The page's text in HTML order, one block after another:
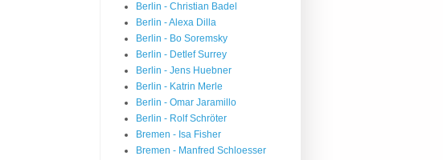
Berlin - Christian Badel
Berlin - Alexa Dilla
Berlin - Bo Soremsky
Berlin - Detlef Surrey
Berlin - Jens Huebner
Berlin - Katrin Merle
Berlin - Omar Jaramillo
Berlin - Rolf Schröter
Bremen - Isa Fisher
Bremen - Manfred Schloesser